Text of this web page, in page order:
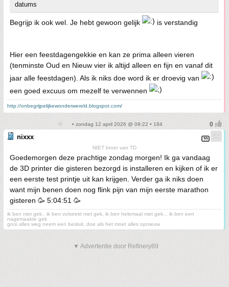
datums
Begrijp ik ook wel. Je hebt gewoon gelijk is verstandig
Hier een feestdagengekkie en kan ze prima alleen vieren
(tenminste Oud en Nieuw vier ik altijd alleen en fijn en vanaf dit
jaar alle feestdagen). Als ik niks doe word ik er droevig van
een goed excuus om mezelf te verwennen
http://onbegrijpelijkewonderwereld.blogspot.com/
• zondag 12 april 2026 @ 09:22 • 184
nixxx
NIET broer van TD
Goedemorgen deze prachtige zondag morgen! Ik ga vandaag
de 3D printer die gisteren bezorgd is installeren en kijken of ik er
een eerste test printje uit kan krijgen. Verder ga ik niks doen
want mijn benen doen nog flink pijn van mijn eerste marathon
gisteren 🥳 5:04:51 🥳
ik ben niet gek.. ik ben volstrekt niet gek, ik ben helemaal niet gek... ik ben een
nagemaakte gek
gooi alles weg neem een besluit, doe als het moet alles opnieuw
▼ Advertentie door Refinery89